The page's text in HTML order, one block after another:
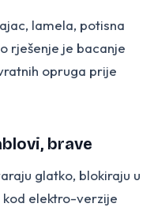
lamela, potisna
rješenje je bacanje
opruga prije
brave
glatko, blokiraju u
elektro-verzije